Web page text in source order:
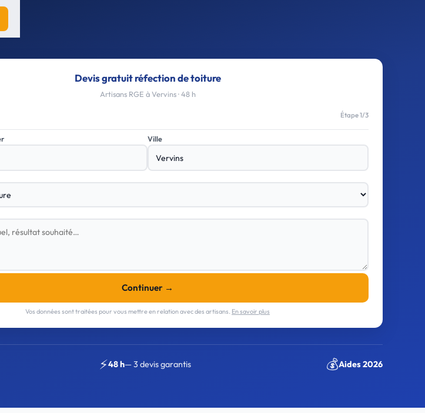
Devis gratuit réfection de toiture
Artisans RGE à Vervins · 48 h
Étape 1/3
Ville
Continuer →
Vos données sont traitées pour vous mettre en relation avec des artisans. En savoir plus
⚡48 h— 3 devis garantis 💰Aides 2026